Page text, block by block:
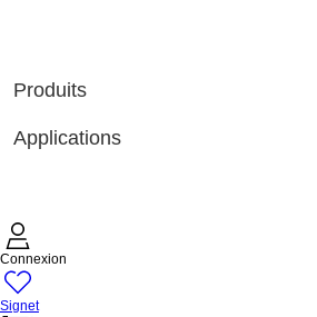
Produits
Applications
Connexion
Signet